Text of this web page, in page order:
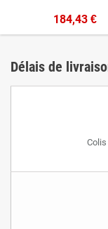
184,43 €
Délais de